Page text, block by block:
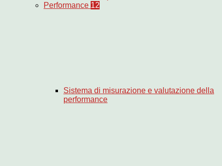
Performance 12
Sistema di misurazione e valutazione della
performance